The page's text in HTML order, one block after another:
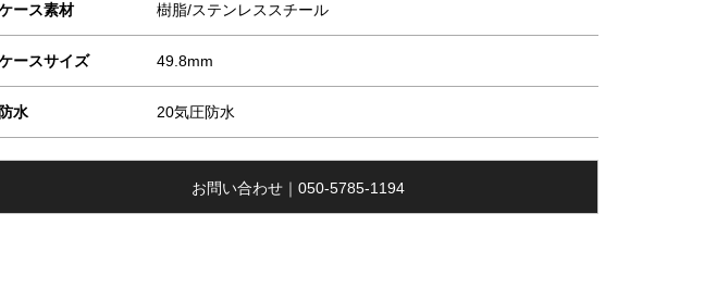
ース素材 樹脂/ステンレススチール
ースサイズ 49.8mm
防水 20気圧防水
お問い合わせ｜050-5785-1194